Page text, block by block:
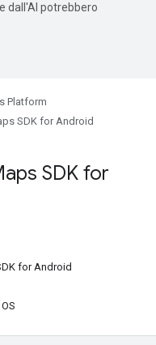
dall'AI potrebbero
Platform
SDK for Android
SDK for
for Android